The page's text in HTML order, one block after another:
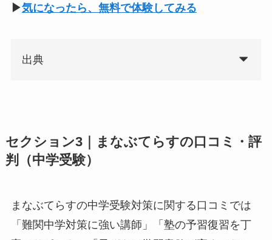
▶気になったら、無料で体験してみる
出典
セクション3｜まなぶてらすの口コミ・評
判（中学受験）
まなぶてらすの中学受験対策に関する口コミでは
「難関中学対策に強い講師」「塾の予習復習を丁